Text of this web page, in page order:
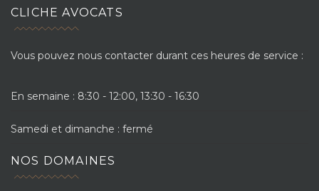
CLICHE AVOCATS
Vous pouvez nous contacter durant ces heures de service :
En semaine : 8:30 - 12:00, 13:30 - 16:30
Samedi et dimanche : fermé
NOS DOMAINES